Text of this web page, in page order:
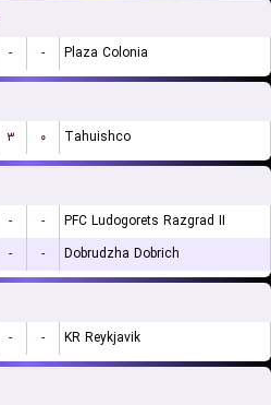
- - Plaza Colonia
۳ ۰ Tahuishco
- -
PFC Ludogorets Razgrad II
- - Dobrudzha Dobrich
- - KR Reykjavik